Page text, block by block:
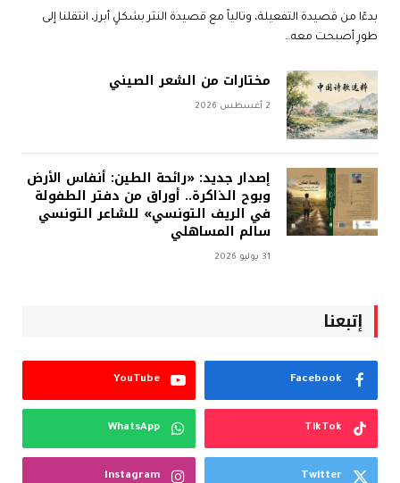
بدءًا من قصيدة التفعيلة، وتالياً مع قصيدة النثر بشكلٍ أبرز، انتقلنا إلى
طورٍ أصبحت معه…
مختارات من الشعر الصيني
2 أغسطس 2026
إصدار جديد: «رائحة الطين: أنفاس الأرض
وبوح الذاكرة.. أوراق من دفتر الطفولة
في الريف التونسي» للشاعر التونسي
سالم المساهلي
31 يوليو 2026
إتبعنا
Facebook
YouTube
TikTok
WhatsApp
Twitter
Instagram